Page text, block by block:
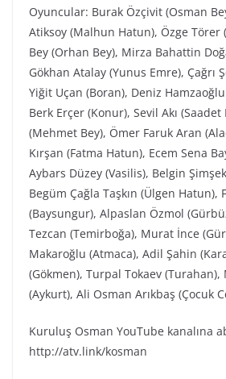
Oyuncular: Burak Özçivit (Osman
Atiksoy (Malhun Hatun), Özge Törer
Bey (Orhan Bey), Mirza Bahattin
Gökhan Atalay (Yunus Emre), Çağrı
Yiğit Uçan (Boran), Deniz Hamzaoğlu
Berk Erçer (Konur), Sevil Akı
(Mehmet Bey), Ömer Faruk Aran
Kırşan (Fatma Hatun), Ecem Sena
Aybars Düzey (Vasilis), Belgin
Begüm Çağla Taşkın (Ülgen Hatun),
(Baysungur), Alpaslan Özmol
Tezcan (Temirboğa), Murat İnce
Makaroğlu (Atmaca), Adil Şahin
(Gökmen), Turpal Tokaev
(Aykurt), Ali Osman Arıkbaş (Çocuk
Kuruluş Osman YouTube kanalına
http://atv.link/kosman